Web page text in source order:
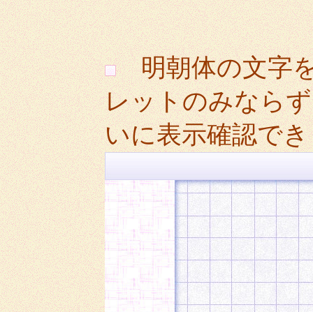
明朝体の文字
レットのみなら
いに表示確認で